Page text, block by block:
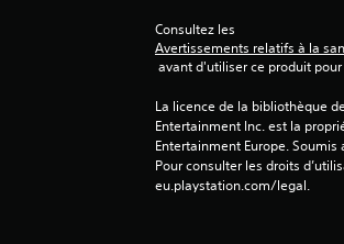
Consultez les
Avertissements relatifs à la
avant d'utiliser ce produit
La licence de la bibliothèque
Entertainment Inc. est la
Entertainment Europe.
Pour consulter les droits
eu.playstation.com/legal.